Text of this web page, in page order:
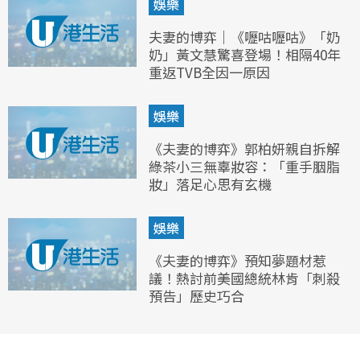
娛樂
夫妻的博弈｜《嚦咕嚦咕》「奶
奶」黃文慧驚喜登場！相隔40年
重返TVB全因一原因
娛樂
《夫妻的博弈》郭柏妍親自拆解
綠茶小三無辜妝容：「重手胭脂
妝」落足心思有玄機
娛樂
《夫妻的博弈》預知夢題材惹
議！熱討前美國總統林肯「刺殺
預告」歷史巧合